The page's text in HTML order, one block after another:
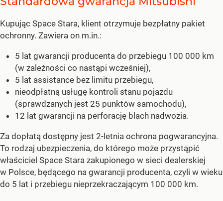
Kupując Space Stara, klient otrzymuje bezpłatny pakiet
ochronny. Zawiera on m.in.:
5 lat gwarancji producenta do przebiegu 100 000 km
(w zależności co nastąpi wcześniej),
5 lat assistance bez limitu przebiegu,
nieodpłatną usługę kontroli stanu pojazdu
(sprawdzanych jest 25 punktów samochodu),
12 lat gwarancji na perforację blach nadwozia.
Za dopłatą dostępny jest 2-letnia ochrona pogwarancyjna.
To rodzaj ubezpieczenia, do którego może przystąpić
właściciel Space Stara zakupionego w sieci dealerskiej
w Polsce, będącego na gwarancji producenta, czyli w wieku
do 5 lat i przebiegu nieprzekraczającym 100 000 km.